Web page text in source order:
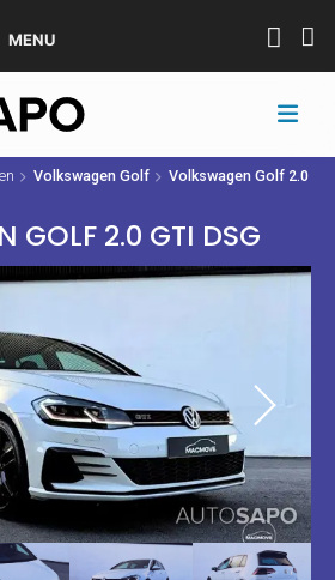
MENU
Volkswagen Golf
Volkswagen Golf 2.0
GOLF 2.0 GTI DSG